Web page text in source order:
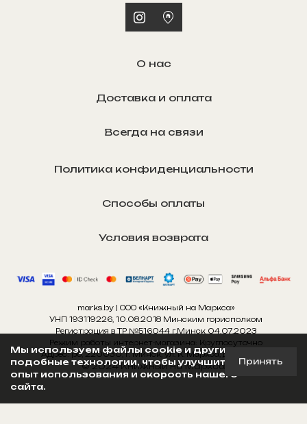
О нас
Доставка и оплата
Всегда на связи
Политика конфиденциальности
Способы оплаты
Условия возврата
marks.by | ООО «Книжный на Маркса»
УНП 193119226, 10.08.2018 Минским горисполком
Регистрация в ТР №516044 г.Минск 04.07.2023
Режим работы интернет-магазина: Круглосуточно
Адрес: рб, 220030, г. Минск, ул. К. Маркса, д. 11, пом. 1н
© 2024 Книжный на Маркса Принять
Мы используем файлы cookie и другие
подобные технологии, чтобы улучшить
опыт использования и скорость нашего
сайта.